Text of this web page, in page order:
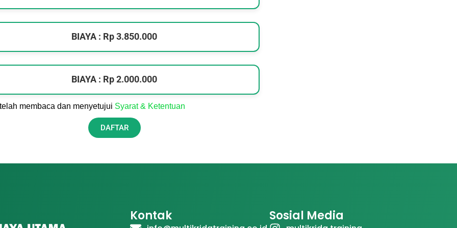
BIAYA : Rp 3.850.000
BIAYA : Rp 2.000.000
membaca dan menyetujui Syarat & Ketentuan
DAFTAR
Kontak Sosial Media